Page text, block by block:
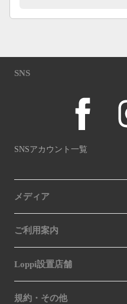
SNS
SNSアカウント一覧
メディア
ご利用案内
Loppi設置店舗
規約・その他